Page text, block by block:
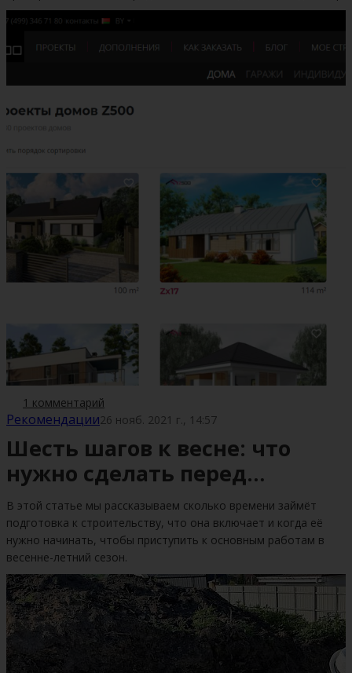
1 комментарий
Рекомендации26 нояб. 2021 г., 14:57
Шесть шагов к весне: что
нужно сделать перед
началом строительных работ
В этой статье мы рассказываем сколько времени займёт
подготовка к строительству, что она включает и когда её
нужно начинать, чтобы приступить к основным работам в
весенне-летний сезон.